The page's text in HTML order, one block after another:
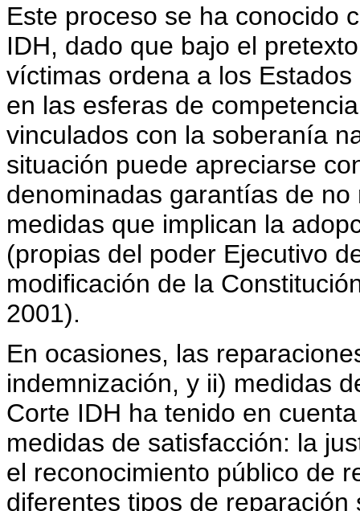
Este proceso se ha conocido
IDH, dado que bajo el
víctimas ordena a los
en las esferas de
vinculados con la soberanía
situación puede apreciarse
denominadas garantías de
medidas que implican la
(propias del poder Ejecutivo
modificación de la
2001).
En ocasiones, las
indemnización, y ii) medidas
Corte IDH ha tenido en
medidas de satisfacción: la
el reconocimiento público de
diferentes tipos de